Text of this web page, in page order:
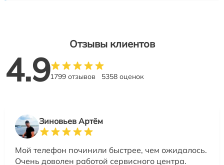
Отзывы клиентов
4.91799 отзывов 5358 оценок
Зиновьев Артём
Мой телефон починили быстрее, чем ожидалось.
Очень доволен работой сервисного центра.